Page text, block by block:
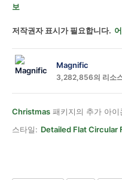
보
저작권자 표시가 필요합니다.
Magnific
3,282,856의 리소
Christmas 패키지의 추가 아이
스타일: Detailed Flat Circular